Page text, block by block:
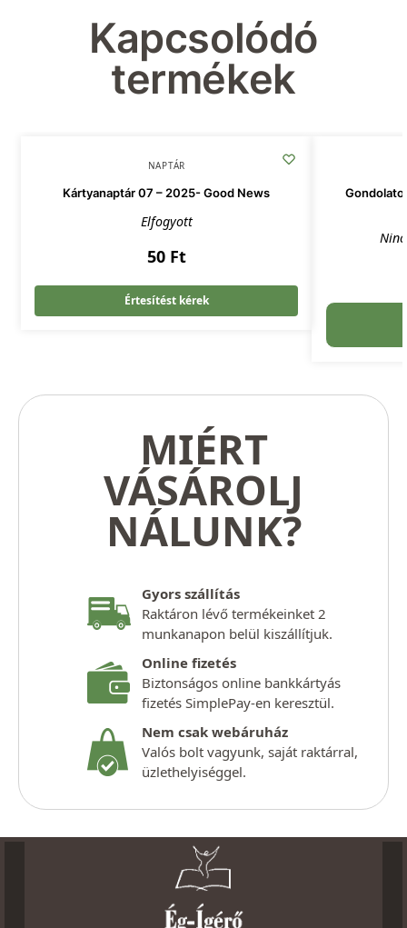
Kapcsolódó
termékek
NAPTÁR
Kártyanaptár 07 – 2025- Good News
Elfogyott
50 Ft
Értesítést kérek
MIÉRT
VÁSÁROLJ
NÁLUNK?
Gyors szállítás
Raktáron lévő termékeinket 2
munkanapon belül kiszállítjuk.
Online fizetés
Biztonságos online bankkártyás
fizetés SimplePay-en keresztül.
Nem csak webáruház
Valós bolt vagyunk, saját raktárral,
üzlethelyiséggel.